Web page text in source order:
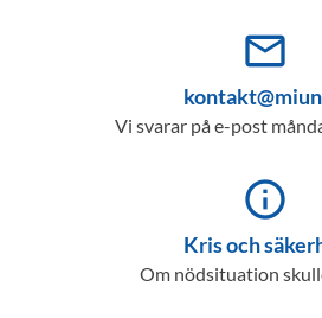
mail_outline
Vi svarar på e-post
info_outline
Kris och
Om nödsituation